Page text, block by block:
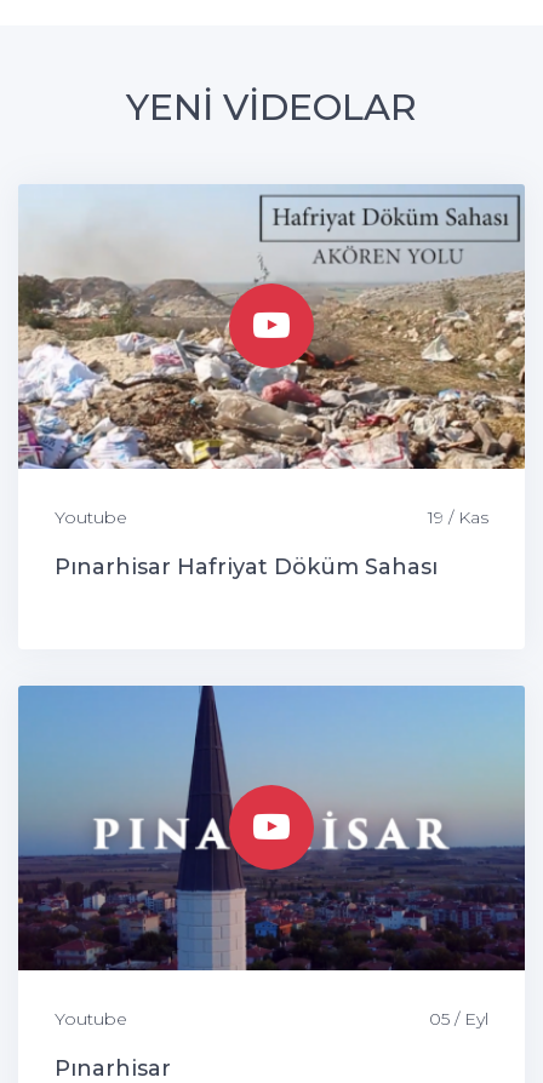
YENİ VİDEOLAR
Youtube 19 / Kas
Pınarhisar Hafriyat Döküm Sahası
Youtube 05 / Eyl
Pınarhisar